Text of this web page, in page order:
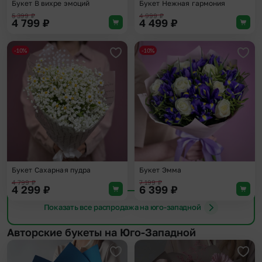
Букет В вихре эмоций
5 399₽
4 799 ₽
Букет Нежная гармония
4 999₽
4 499 ₽
Добавить в избранное
-10%
Букет Сахарная пудра
4 799₽
4 299 ₽
-10%
Букет Эмма
7 199₽
6 399 ₽
Показать все распродажа на юго-западной
Авторские букеты на Юго-Западной